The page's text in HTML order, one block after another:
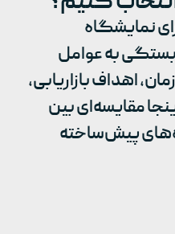
نمایشگاه
بستگی به عوامل
اهداف بازاریابی،
مقایسه‌ای بین
پیش‌ساخته